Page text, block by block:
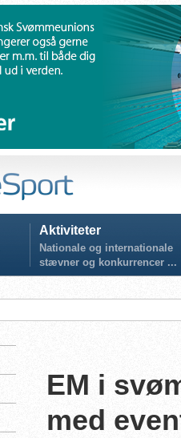
Aktiviteter
Nationale og internationale
stævner og konkurrencer ...
EM i
med